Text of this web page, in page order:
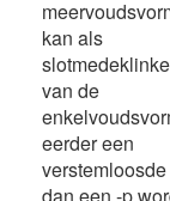
kan als
van de
eerder een